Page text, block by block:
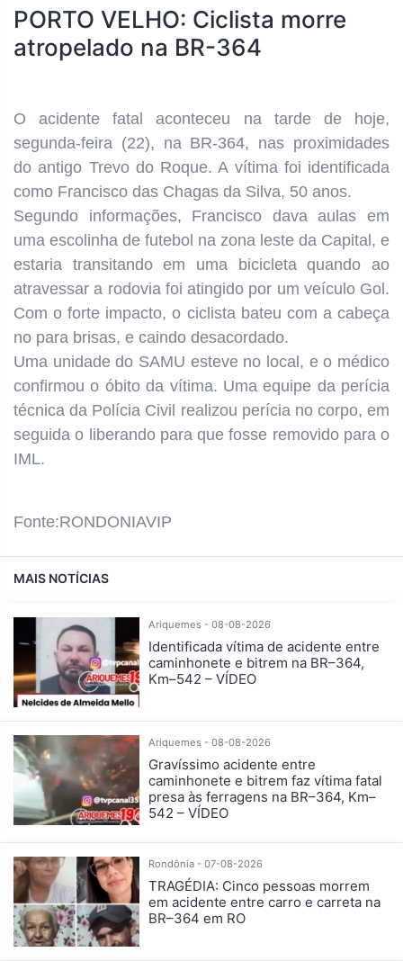
PORTO VELHO: Ciclista morre
atropelado na BR-364
O acidente fatal aconteceu na tarde de hoje,
segunda-feira (22), na BR-364, nas proximidades
do antigo Trevo do Roque. A vítima foi identificada
como Francisco das Chagas da Silva, 50 anos.
Segundo informações, Francisco dava aulas em
uma escolinha de futebol na zona leste da Capital, e
estaria transitando em uma bicicleta quando ao
atravessar a rodovia foi atingido por um veículo Gol.
Com o forte impacto, o ciclista bateu com a cabeça
no para brisas, e caindo desacordado.
Uma unidade do SAMU esteve no local, e o médico
confirmou o óbito da vítima. Uma equipe da perícia
técnica da Polícia Civil realizou perícia no corpo, em
seguida o liberando para que fosse removido para o
IML.
Fonte:RONDONIAVIP
MAIS NOTÍCIAS
Ariquemes - 08-08-2026
Identificada vítima de acidente entre
caminhonete e bitrem na BR–364,
Km–542 – VÍDEO
Ariquemes - 08-08-2026
Gravíssimo acidente entre
caminhonete e bitrem faz vítima fatal
presa às ferragens na BR–364, Km–
542 – VÍDEO
Rondônia - 07-08-2026
TRAGÉDIA: Cinco pessoas morrem
em acidente entre carro e carreta na
BR–364 em RO